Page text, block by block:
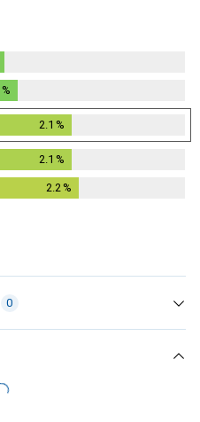
%
2.1 %
2.1 %
2.2 %
0